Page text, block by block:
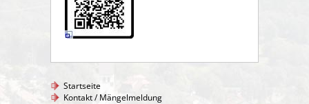
Startseite
Kontakt / Mängelmeldung